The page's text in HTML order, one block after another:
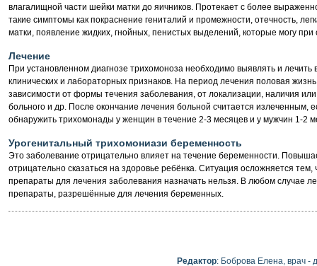
влагалищной части шейки матки до яичников. Протекает с более
такие симптомы как покраснение гениталий и промежности, отечность,
матки, появление жидких, гнойных, пенистых выделений, которые могу
Лечение
При установленном диагнозе трихомоноза необходимо выявлять и лечить
клинических и лабораторных признаков. На период лечения половая
зависимости от формы течения заболевания, от локализации, наличия
больного и др. После окончание лечения больной считается излеченным,
обнаружить трихомонады у женщин в течение 2-3 месяцев и у мужчин 1-2
Урогенитальный трихомониази беременность
Это заболевание отрицательно влияет на течение беременности.
отрицательно сказаться на здоровье ребёнка. Ситуация осложняется
препараты для лечения заболевания назначать нельзя. В любом случае
препараты, разрешённые для лечения беременных.
Редактор: Боброва Елена, врач -